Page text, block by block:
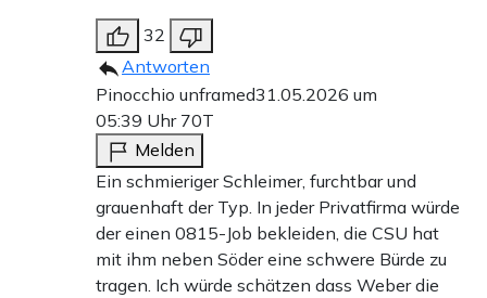
32
Antworten
Pinocchio unframed31.05.2026 um
05:39 Uhr 70T
Melden
Ein schmieriger Schleimer, furchtbar und
grauenhaft der Typ. In jeder Privatfirma würde
der einen 0815-Job bekleiden, die CSU hat
mit ihm neben Söder eine schwere Bürde zu
tragen. Ich würde schätzen dass Weber die